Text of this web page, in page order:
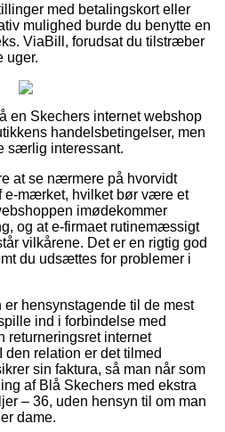
med betalingskort eller
mulighed burde du benytte en
ViaBill, forudsat du tilstræber
uger.
en Skechers internet webshop
handelsbetingelser, men
særlig interessant.
at se nærmere på hvorvidt
e-mærket, hvilket bør være et
imødekommer
og at e-firmaet rutinemæssigt
vilkårene. Det er en rigtig god
du udsættes for problemer i
hensynstagende til de mest
ind i forbindelse med
returneringsret internet
den relation er det tilmed
sin faktura, så man når som
af Blå Skechers med ekstra
– 36, uden hensyn til om man
dame.